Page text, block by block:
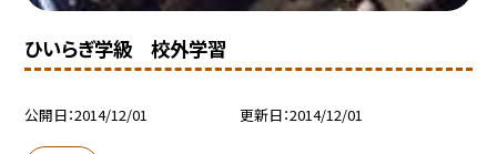
ひいらぎ学級 校外学習
公開日 2014/12/01 更新日 2014/12/01